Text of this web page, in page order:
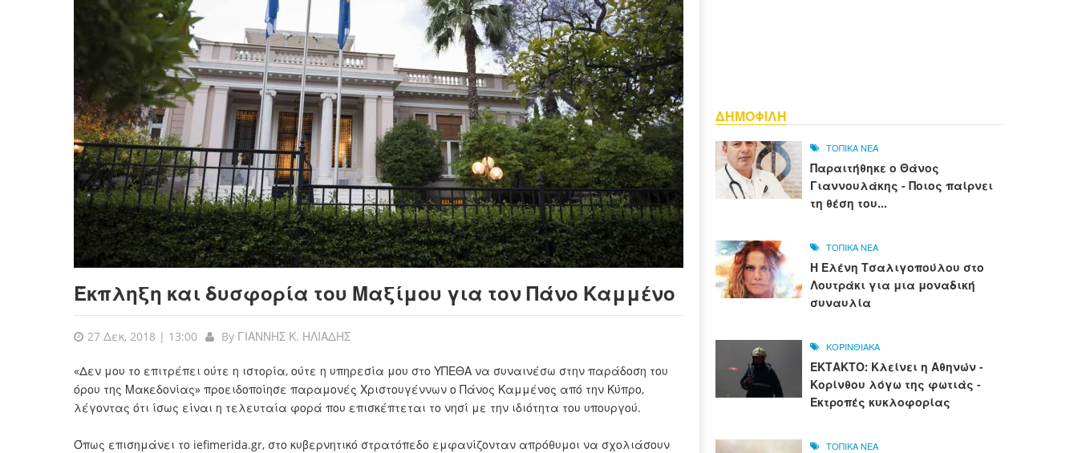
Έκπληξη και δυσφορία του Μαξίμου για τον Πάνο Καμμένο
27 Δεκ, 2018 | 13:00 By ΓΙΑΝΝΗΣ Κ. ΗΛΙΑΔΗΣ
«Δεν μου το επιτρέπει ούτε η ιστορία, ούτε η υπηρεσία μου στο ΥΠΕΘΑ να συναινέσω στην παράδοση του
όρου της Μακεδονίας» προειδοποίησε παραμονές Χριστουγέννων ο Πάνος Καμμένος από την Κύπρο,
λέγοντας ότι ίσως είναι η τελευταία φορά που επισκέπτεται το νησί με την ιδιότητα του υπουργού.
Όπως επισημάνει το iefimerida.gr, στο κυβερνητικό στρατόπεδο εμφανίζονταν απρόθυμοι να σχολιάσουν
ΔΗΜΟΦΙΛΗ
ΤΟΠΙΚΑ ΝΕΑ
Παραιτήθηκε ο Θάνος
Γιαννουλάκης - Ποιος παίρνει
τη θέση του...
ΤΟΠΙΚΑ ΝΕΑ
Η Ελένη Τσαλιγοπούλου στο
Λουτράκι για μια μοναδική
συναυλία
ΚΟΡΙΝΘΙΑΚΑ
ΕΚΤΑΚΤΟ: Κλείνει η Αθηνών -
Κορίνθου λόγω της φωτιάς -
Εκτροπές κυκλοφορίας
ΤΟΠΙΚΑ ΝΕΑ